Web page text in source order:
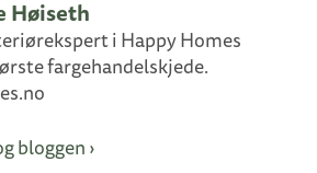
Høiseth
i Happy Homes
fargehandelskjede.
bloggen ›